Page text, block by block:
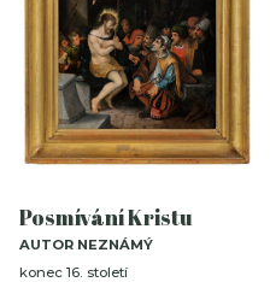
Posmívání Kristu
AUTOR NEZNÁMÝ
konec 16. století